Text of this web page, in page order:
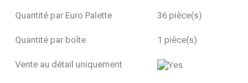
Quantité par Euro Palette 36 pièce(s)
Quantité par boîte 1 pièce(s)
Vente au détail uniquement